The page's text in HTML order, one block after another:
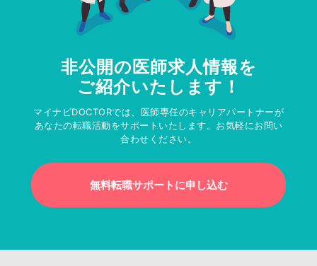
非公開の医師求人情報を
ご紹介いたします！
マイナビDOCTORでは、医師専任のキャリアパートナーが
あなたの転職活動をサポートいたします。お気軽にお問い
合わせください。
無料転職サポートに申し込む